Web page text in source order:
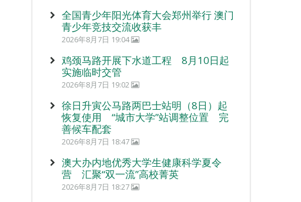
全国青少年阳光体育大会郑州举行 澳门
青少年竞技交流收获丰
2026年8月7日 19:04
鸡颈马路开展下水道工程 8月10日起
实施临时交管
2026年8月7日 19:02
徐日升寅公马路两巴士站明（8日）起
恢复使用 “城市大学”站调整位置 完
善候车配套
2026年8月7日 18:47
澳大办内地优秀大学生健康科学夏令
营 汇聚“双一流”高校菁英
2026年8月7日 18:27